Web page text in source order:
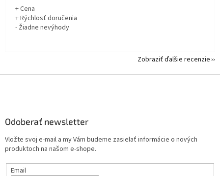
+ Cena
+ Rýchlosť doručenia
- Žiadne nevýhody
Zobraziť ďalšie recenzie
Odoberať newsletter
Vložte svoj e-mail a my Vám budeme zasielať informácie o nových
produktoch na našom e-shope.
Email